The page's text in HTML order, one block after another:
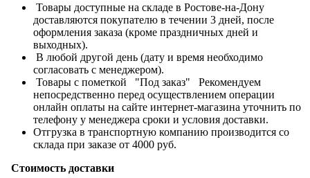
Товары доступные на складе в Ростове-на-Дону
доставляются покупателю в течении 3 дней, после
оформления заказа (кроме праздничных дней и
выходных).
В любой другой день (дату и время необходимо
согласовать с менеджером).
Товары с пометкой "Под заказ" Рекомендуем
непосредственно перед осуществлением операции
онлайн оплаты на сайте интернет-магазина уточнить по
телефону у менеджера сроки и условия доставки.
Отгрузка в транспортную компанию производится со
склада при заказе от 4000 руб.
Стоимость доставки